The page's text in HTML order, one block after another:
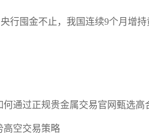
行囤金不止，我国连续9个月增持
通过正规贵金属交易官网甄选高
高空交易策略